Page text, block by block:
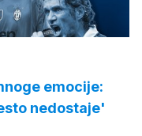
emocije:
nedostaje'